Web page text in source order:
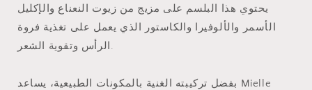
يحتوي هذا البلسم على مزيج من زيوت النعناع والإكليل
الأسمر والألوفيرا والكاستور الذي يعمل على تغذية فروة
الرأس وتقوية الشعر.
بفضل تركيبته الغنية بالمكونات الطبيعية، يساعد Mielle